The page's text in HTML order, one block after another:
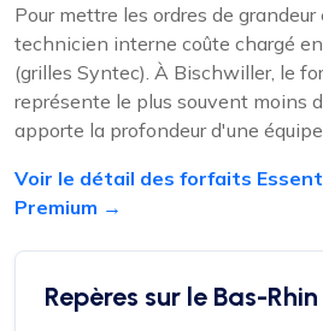
Pour mettre les ordres de
technicien interne coûte chargé
(grilles Syntec). À Bischwiller, le
représente le plus souvent moins
apporte la profondeur d'une
Voir le détail des forfaits
Premium →
Repères sur le Bas-Rhin